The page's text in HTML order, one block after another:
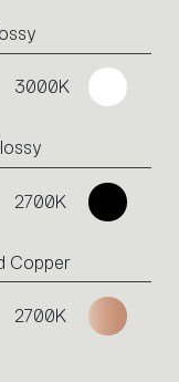
3000K
2700K
Copper
2700K